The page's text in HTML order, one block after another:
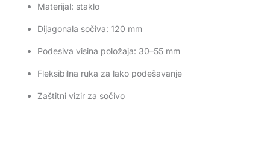
Materijal: staklo
Dijagonala sočiva: 120 mm
Podesiva visina položaja: 30–55 mm
Fleksibilna ruka za lako podešavanje
Zaštitni vizir za sočivo